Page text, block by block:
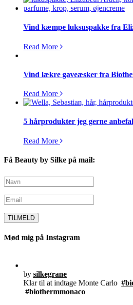
Vind kæmpe luksuspakke fra
Read More
Vind lækre gaveæsker fra
Read More
5 hårprodukter jeg gerne
Read More
Få Beauty by Silke på mail:
Mød mig på Instagram
by silkegrane
Klar til at indtage Monte Carlo
#biothermmonaco